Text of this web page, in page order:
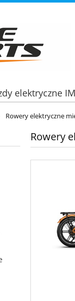
elektryczne
Rowery elektryczne
Rowery